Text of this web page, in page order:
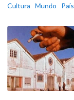
Cultura Mundo País